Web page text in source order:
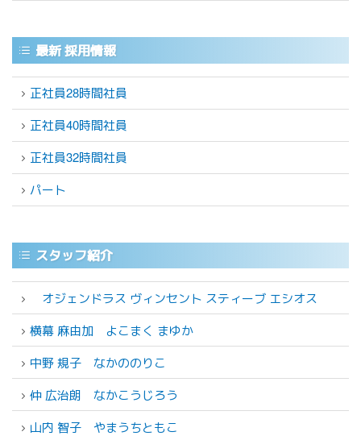
最新 採用情報
正社員28時間社員
正社員40時間社員
正社員32時間社員
パート
スタッフ紹介
オジェンドラス ヴィンセント スティーブ エシオス
横幕 麻由加
よこまく まゆか
中野 規子 なかののりこ
仲 広治朗 なかこうじろう
山内 智子 やまうちともこ